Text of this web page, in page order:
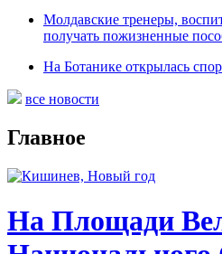
Молдавские тренеры,
получать пожизненные
На Ботанике открылась
все новости
Главное
На Площади